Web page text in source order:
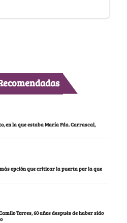
en la que estaba María Fda. Carrascal,
opción que criticar la puerta por la que
Torres, 60 años después de haber sido